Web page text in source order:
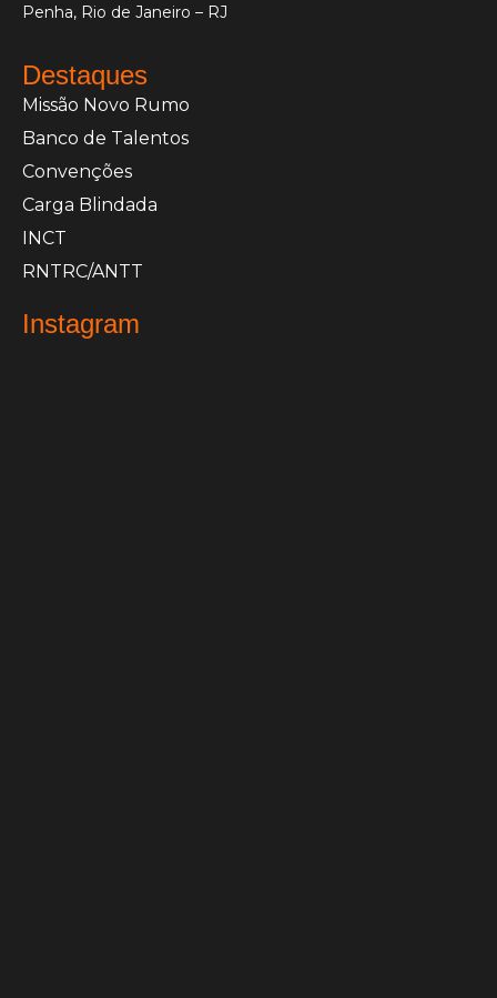
Penha, Rio de Janeiro – RJ
Destaques
Missão Novo Rumo
Banco de Talentos
Convenções
Carga Blindada
INCT
RNTRC/ANTT
Instagram